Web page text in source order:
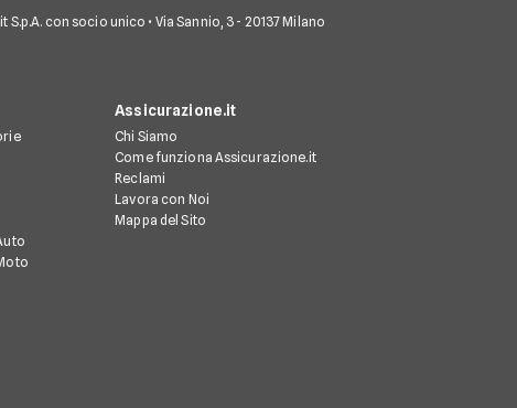
con socio unico • Via Sannio, 3 - 20137 Milano
Assicurazione.it
Chi Siamo
Come funziona Assicurazione.it
Reclami
Lavora con Noi
Mappa del Sito